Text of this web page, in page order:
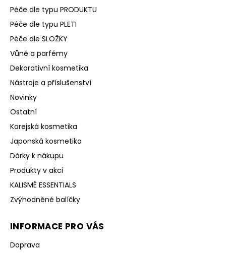
Péče dle typu PRODUKTU
Péče dle typu PLETI
Péče dle SLOŽKY
Vůně a parfémy
Dekorativní kosmetika
Nástroje a příslušenství
Novinky
Ostatní
Korejská kosmetika
Japonská kosmetika
Dárky k nákupu
Produkty v akci
KALISMÉ ESSENTIALS
Zvýhodněné balíčky
INFORMACE PRO VÁS
Doprava